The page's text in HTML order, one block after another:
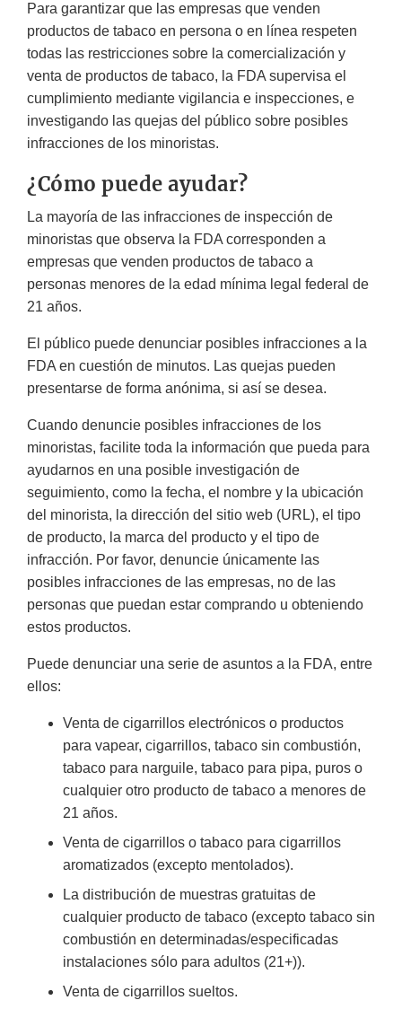
Para garantizar que las empresas que venden
productos de tabaco en persona o en línea respeten
todas las restricciones sobre la comercialización y
venta de productos de tabaco, la FDA supervisa el
cumplimiento mediante vigilancia e inspecciones, e
investigando las quejas del público sobre posibles
infracciones de los minoristas.
¿Cómo puede ayudar?
La mayoría de las infracciones de inspección de
minoristas que observa la FDA corresponden a
empresas que venden productos de tabaco a
personas menores de la edad mínima legal federal de
21 años.
El público puede denunciar posibles infracciones a la
FDA en cuestión de minutos. Las quejas pueden
presentarse de forma anónima, si así se desea.
Cuando denuncie posibles infracciones de los
minoristas, facilite toda la información que pueda para
ayudarnos en una posible investigación de
seguimiento, como la fecha, el nombre y la ubicación
del minorista, la dirección del sitio web (URL), el tipo
de producto, la marca del producto y el tipo de
infracción. Por favor, denuncie únicamente las
posibles infracciones de las empresas, no de las
personas que puedan estar comprando u obteniendo
estos productos.
Puede denunciar una serie de asuntos a la FDA, entre
ellos:
Venta de cigarrillos electrónicos o productos
para vapear, cigarrillos, tabaco sin combustión,
tabaco para narguile, tabaco para pipa, puros o
cualquier otro producto de tabaco a menores de
21 años.
Venta de cigarrillos o tabaco para cigarrillos
aromatizados (excepto mentolados).
La distribución de muestras gratuitas de
cualquier producto de tabaco (excepto tabaco sin
combustión en determinadas/especificadas
instalaciones sólo para adultos (21+)).
Venta de cigarrillos sueltos.